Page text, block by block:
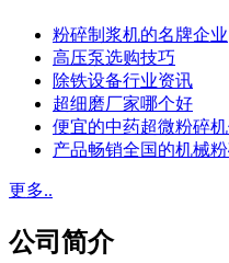
粉碎制浆机的名牌企业
高压泵选购技巧
除铁设备行业资讯
超细磨厂家哪个好
便宜的中药超微粉碎
产品畅销全国的机械
更多..
公司简介